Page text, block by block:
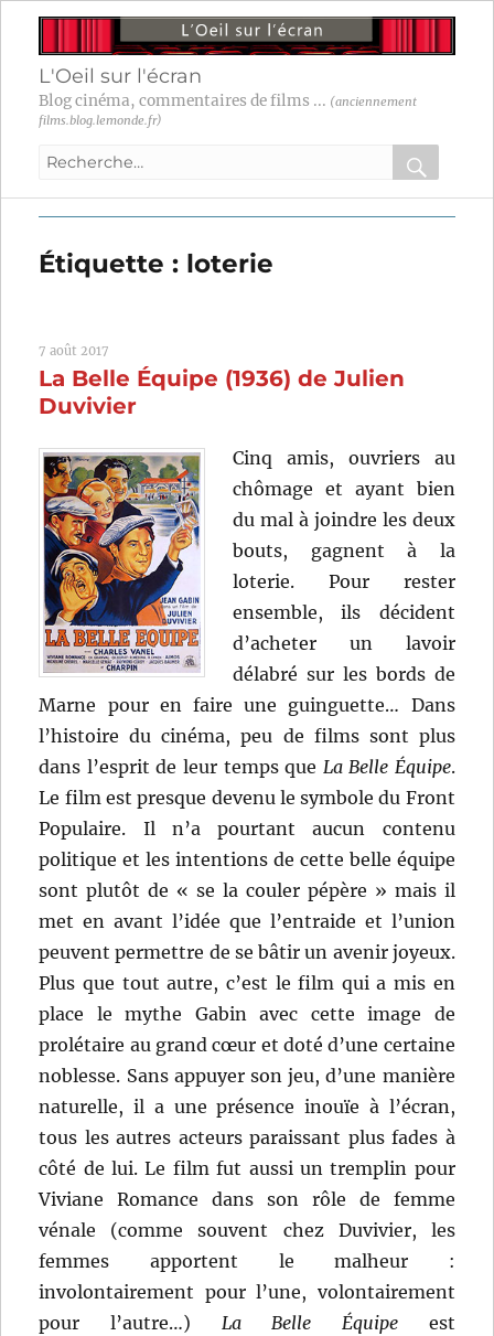
L'Oeil sur l'écran
Blog cinéma, commentaires de films ... (anciennement
films.blog.lemonde.fr)
Recherche
:
OK
Étiquette : loterie
7 août 2017
La Belle Équipe (1936) de Julien
Duvivier
Cinq amis, ouvriers au
chômage et ayant bien
du mal à joindre les deux
bouts, gagnent à la
loterie. Pour rester
ensemble, ils décident
d’acheter un lavoir
délabré sur les bords de
Marne pour en faire une guinguette… Dans
l’histoire du cinéma, peu de films sont plus
dans l’esprit de leur temps que La Belle Équipe.
Le film est presque devenu le symbole du Front
Populaire. Il n’a pourtant aucun contenu
politique et les intentions de cette belle équipe
sont plutôt de « se la couler pépère » mais il
met en avant l’idée que l’entraide et l’union
peuvent permettre de se bâtir un avenir joyeux.
Plus que tout autre, c’est le film qui a mis en
place le mythe Gabin avec cette image de
prolétaire au grand cœur et doté d’une certaine
noblesse. Sans appuyer son jeu, d’une manière
naturelle, il a une présence inouïe à l’écran,
tous les autres acteurs paraissant plus fades à
côté de lui. Le film fut aussi un tremplin pour
Viviane Romance dans son rôle de femme
vénale (comme souvent chez Duvivier, les
femmes apportent le malheur :
involontairement pour l’une, volontairement
pour l’autre…) La Belle Équipe est